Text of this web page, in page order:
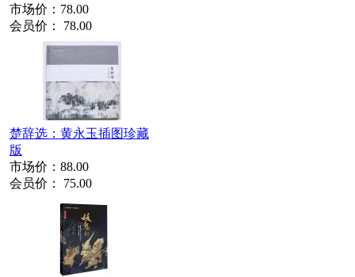
市场价： 78.00
会员价： 78.00
楚辞选：黄永玉插图珍藏
版
市场价： 88.00
会员价： 75.00